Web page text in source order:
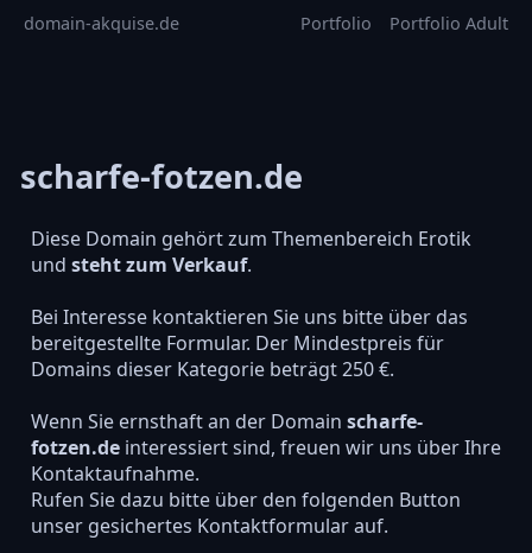
domain-akquise.de Portfolio Portfolio Adult
scharfe-fotzen.de
Diese Domain gehört zum Themenbereich Erotik
und steht zum Verkauf.
Bei Interesse kontaktieren Sie uns bitte über das
bereitgestellte Formular. Der Mindestpreis für
Domains dieser Kategorie beträgt 250 €.
Wenn Sie ernsthaft an der Domain scharfe-
fotzen.deinteressiert sind, freuen wir uns über Ihre
Kontaktaufnahme.
Rufen Sie dazu bitte über den folgenden Button
unser gesichertes Kontaktformular auf.